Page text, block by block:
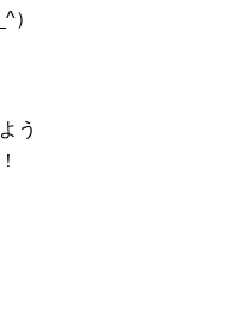
）
う